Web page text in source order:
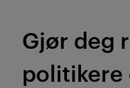
Gjør deg
politikere